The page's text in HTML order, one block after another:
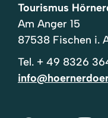
Tourismus
Am Anger 15
87538 Fischen i.
Tel. + 49 8326